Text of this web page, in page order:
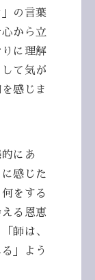
の言葉
から立
に理解
て気が
感じま
にあ
感じた
をする
る恩恵
師は、
」よう